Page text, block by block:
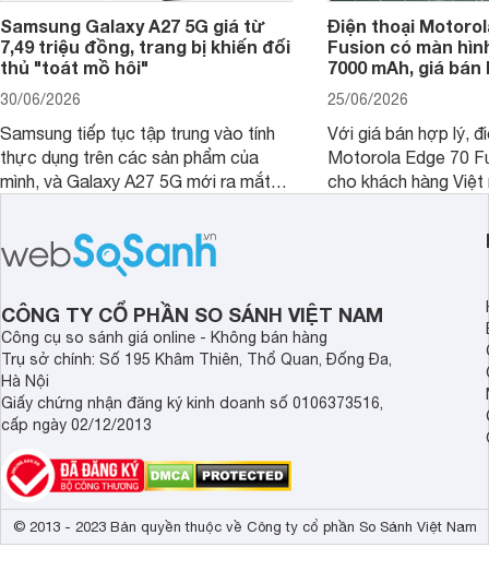
Samsung Galaxy A27 5G giá từ
7,49 triệu đồng, trang bị khiến đối
thủ "toát mồ hôi"
30/06/2026
Samsung tiếp tục tập trung vào tính
thực dụng trên các sản phẩm của
mình, và Galaxy A27 5G mới ra mắt
tới cho người dùng một thiết bị chất
lượng với nhiều trang bị ấn tượng và
độ bền bỉ cho nhu cầu sử dụng lâu
dài.
Điện thoại
Fusion có màn
7000 mAh, giá
25/06/2026
Với giá bán hợp lý,
Motorola Edge 70
cho khách hàng Việt
trang bị hiện đại
CÔNG TY CỔ PHẦN SO SÁNH VIỆT NAM
Công cụ so sánh giá online - Không bán hàng
Trụ sở chính: Số 195 Khâm Thiên, Thổ Quan, Đống Đa,
Hà Nội
Giấy chứng nhận đăng ký kinh doanh số 0106373516,
cấp ngày 02/12/2013
© 2013 - 2023 Bản quyền thuộc về Công ty cổ phần So Sánh Việt Nam